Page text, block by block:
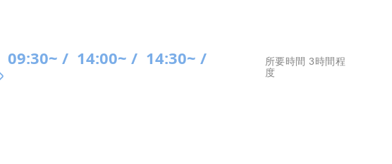
09:30~ / 14:00~ / 14:30~ /
所要時間 3時間程
度